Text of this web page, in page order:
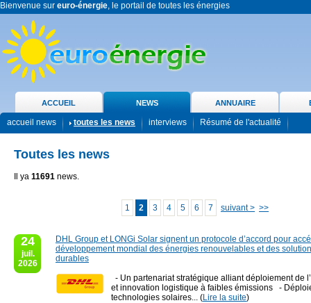
Bienvenue sur euro-énergie, le portail de toutes les énergies
ACCUEIL NEWS ANNUAIRE
accueil news toutes les news interviews Résumé de l'actualité
Toutes les news
Il ya 11691 news.
1 2 3 4 5 6 7 suivant > >>
24
juil.
2026
DHL Group et LONGi Solar signent un protocole d’accord pour
développement mondial des énergies renouvelables et des
durables
- Un partenariat stratégique alliant déploiement de
et innovation logistique à faibles émissions -
technologies solaires... (Lire la suite)